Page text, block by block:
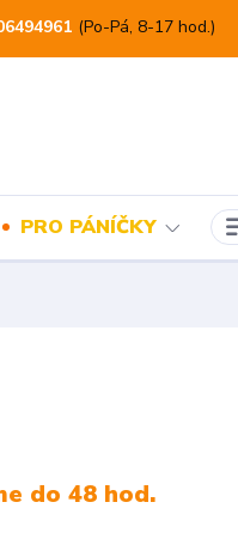
(Po-Pá, 8-17 hod.)
PRO PÁNÍČKY
do 48 hod.